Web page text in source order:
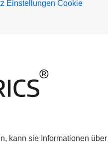
Einstellungen Cookie
kann sie Informationen über